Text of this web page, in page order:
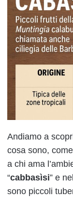
Andiamo a
cosa sono,
a chi ama
“cabbasìsi” e
sono piccoli